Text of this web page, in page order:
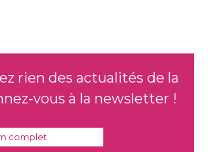
rien des actualités de la
vous à la newsletter !